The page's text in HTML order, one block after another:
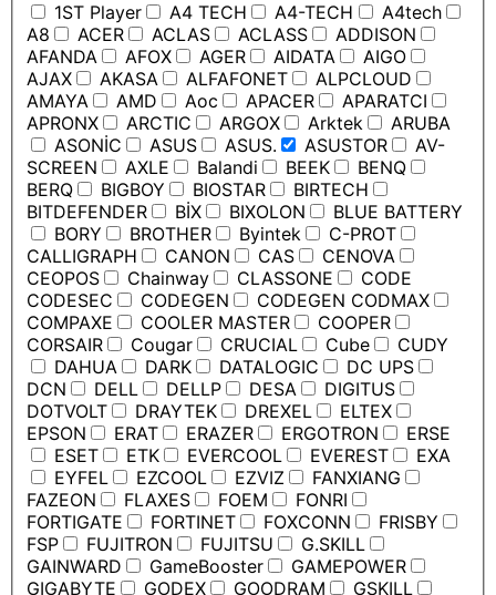
1ST Player
A4 TECH A4-TECH
A4tech
A8
ACER ACLAS ACLASS
ADDISON
AFANDA
AFOX AGER AIDATA
AIGO
AJAX
AKASA ALFAFONET
ALPCLOUD
AMAYA
AMD Aoc APACER
APARATCI
APRONX
ARCTIC ARGOX Arktek
ARUBA
ASONİC
ASUS ASUS. ASUSTOR
AV-
SCREEN
AXLE Balandi BEEK
BENQ
BERQ
BIGBOY BIOSTAR
BIRTECH
BITDEFENDER
BİX BIXOLON
BLUE BATTERY
BORY
BROTHER Byintek
C-PROT
CALLIGRAPH
CANON CAS
CENOVA
CEOPOS
Chainway CLASSONE
CODE
CODESEC
CODEGEN
CODEGEN CODMAX
COMPAXE
COOLER MASTER
COOPER
CORSAIR
Cougar CRUCIAL Cube
CUDY
DAHUA
DARK DATALOGIC
DC UPS
DCN
DELL DELLP DESA
DIGITUS
DOTVOLT
DRAYTEK DREXEL
ELTEX
EPSON
ERAT ERAZER ERGOTRON
ERSE
ESET
ETK EVERCOOL EVEREST
EXA
EYFEL
EZCOOL EZVIZ
FANXIANG
FAZEON
FLAXES FOEM
FONRI
FORTIGATE
FORTINET FOXCONN
FRISBY
FSP
FUJITRON FUJITSU
G.SKILL
GAINWARD
GameBooster
GAMEPOWER
GIGABYTE
GODEX GOODRAM
GSKILL